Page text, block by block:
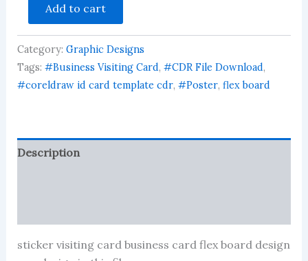
banner
poster
flex
visiting
buisness
card
Add to cart
Category: Graphic Designs
Tags: #Business Visiting Card, #CDR File Download,
#coreldraw id card template cdr, #Poster, flex board
Description
sticker visiting card business card flex board design